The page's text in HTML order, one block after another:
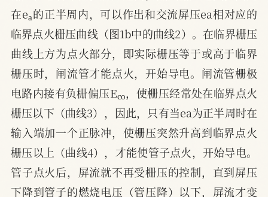
在ea的正半周内，可以作出和交流屏压ea相对应的
临界点火栅压曲线（图1b中的曲线2）。在临界栅压
曲线上方为点火部分，即实际栅压等于或高于临界
栅压时，闸流管才能点火，开始导电。闸流管栅极
电路内接有负栅偏压Eco，使栅压经常处在临界点火
栅压以下（曲线3），因此，只有当ea为正半周时在
输入端加一个正脉冲，使栅压突然升高到临界点火
栅压以上（曲线4），才能使管子点火，开始导电。
管子点火后，屏流就不再受栅压的控制，直到屏压
下降到管子的燃烧电压（管压降）以下，屏流才变